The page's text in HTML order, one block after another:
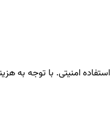
امنیتی. با توجه به